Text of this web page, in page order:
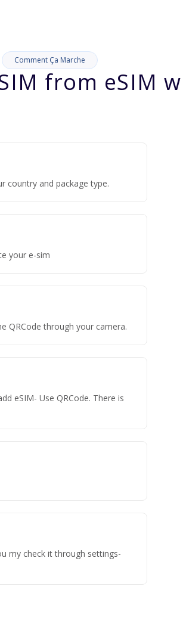
Comment Ça Marche
from eSIM
country and package type.
your e-sim
QRCode through your camera.
eSIM- Use QRCode. There is
my check it through settings-